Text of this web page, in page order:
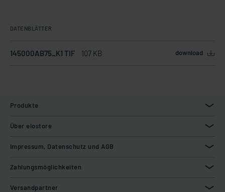
DATENBLÄTTER
145000AB75_K1 TIF 107 KB download
Produkte
Über elostore
Impressum, Datenschutz und AGB
Zahlungsmöglichkeiten
Versandpartner